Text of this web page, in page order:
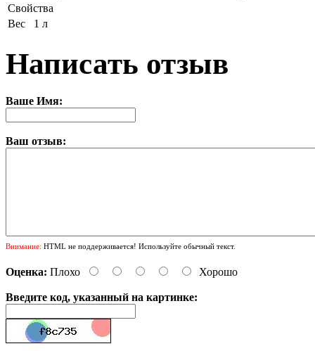
Свойства
Вес
1 л
Написать отзыв
Ваше Имя:
Ваш отзыв:
Внимание: HTML не поддерживается! Используйте обычный текст.
Оценка: Плохо Хорошо
Введите код, указанный на картинке: